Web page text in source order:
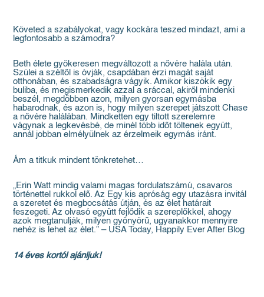
Követed a szabályokat, vagy kockára teszed mindazt, ami a
legfontosabb a számodra?
Beth élete gyökeresen megváltozott a nővére halála után.
Szülei a széltől is óvják, csapdában érzi magát saját
otthonában, és szabadságra vágyik. Amikor kiszökik egy
buliba, és megismerkedik azzal a sráccal, akiről mindenki
beszél, megdöbben azon, milyen gyorsan egymásba
habarodnak, és azon is, hogy milyen szerepet játszott Chase
a nővére halálában. Mindketten egy tiltott szerelemre
vágynak a legkevésbé, de minél több időt töltenek együtt,
annál jobban elmélyülnek az érzelmeik egymás iránt.
Ám a titkuk mindent tönkretehet…
„Erin Watt mindig valami magas fordulatszámú, csavaros
történettel rukkol elő. Az Egy kis apróság egy utazásra invitál
a szeretet és megbocsátás útján, és az élet határait
feszegeti. Az olvasó együtt fejlődik a szereplőkkel, ahogy
azok megtanulják, milyen gyönyörű, ugyanakkor mennyire
nehéz is lehet az élet.” – USA Today, Happily Ever After Blog
14 éves kortól ajánljuk!